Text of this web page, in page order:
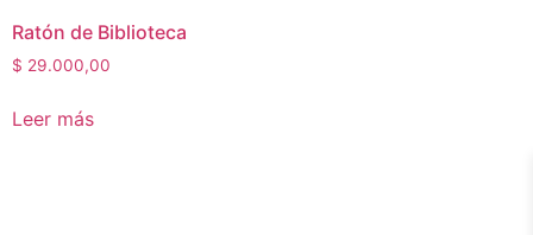
Ratón de Biblioteca
$ 29.000,00
Leer más